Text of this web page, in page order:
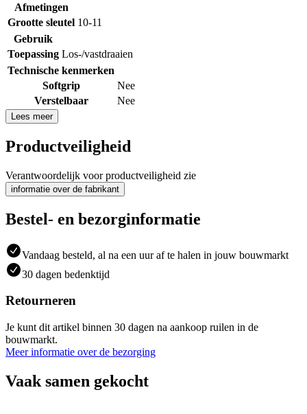
Afmetingen
Grootte sleutel 10-11
Gebruik
Toepassing Los-/vastdraaien
Technische kenmerken
Softgrip
Nee
Verstelbaar
Nee
Lees meer
Productveiligheid
Verantwoordelijk voor productveiligheid zie
informatie over de fabrikant
Bestel- en bezorginformatie
Vandaag besteld, al na een uur af te halen in jouw bouwmarkt
30 dagen bedenktijd
Retourneren
Je kunt dit artikel binnen 30 dagen na aankoop ruilen in de
bouwmarkt.
Meer informatie over de bezorging
Vaak samen gekocht